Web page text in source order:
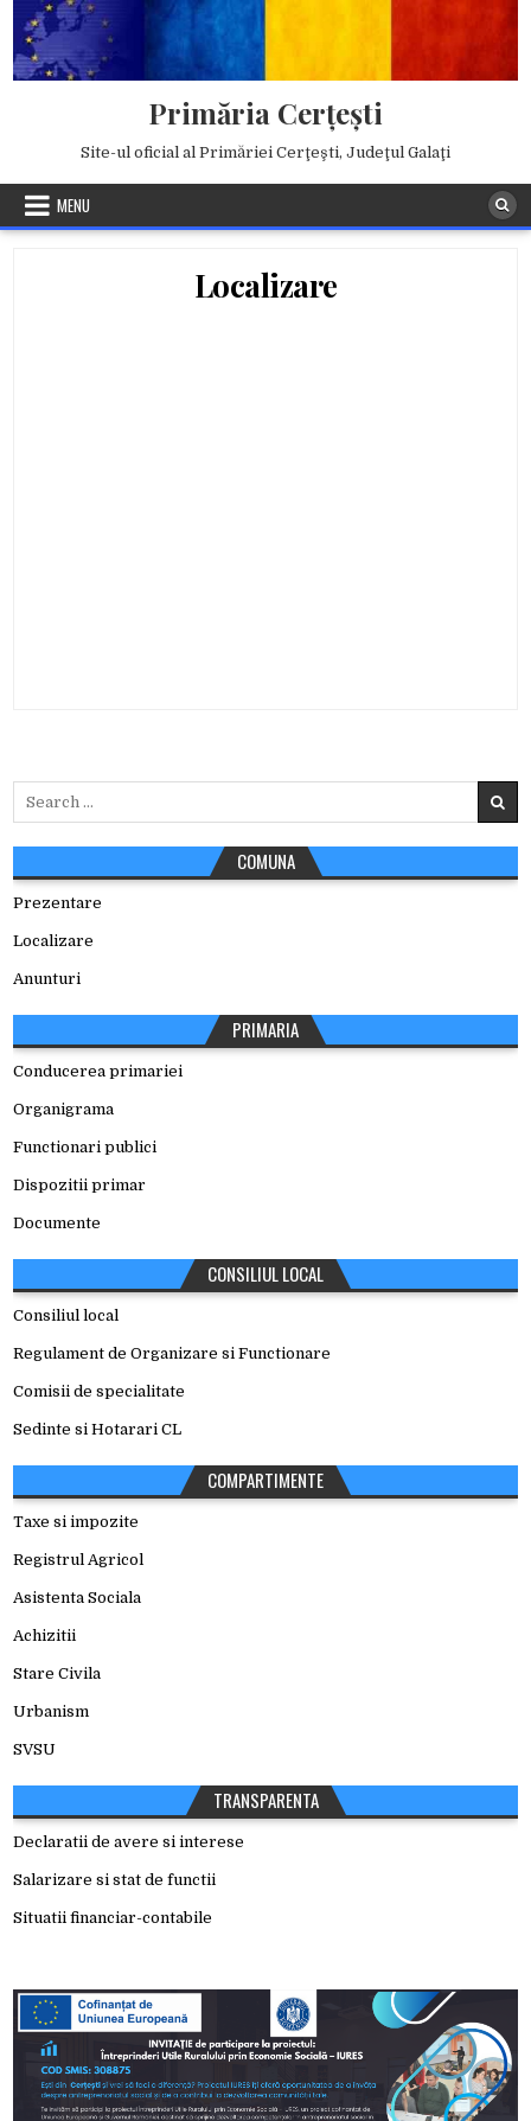
content
Primăria Cerţeşti
Site-ul oficial al Primăriei Cerţeşti, Judeţul Galaţi
MENU
Localizare
COMUNA
Prezentare
Localizare
Anunturi
PRIMARIA
Conducerea primariei
Organigrama
Functionari publici
Dispozitii primar
Documente
CONSILIUL LOCAL
Consiliul local
Regulament de Organizare si Functionare
Comisii de specialitate
Sedinte si Hotarari CL
COMPARTIMENTE
Taxe si impozite
Registrul Agricol
Asistenta Sociala
Achizitii
Stare Civila
Urbanism
SVSU
TRANSPARENTA
Declaratii de avere si interese
Salarizare si stat de functii
Situatii financiar-contabile